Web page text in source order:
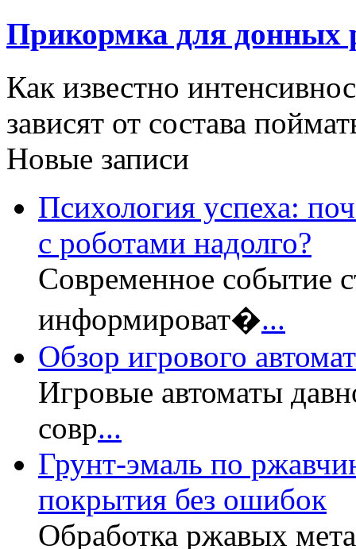
Прикормка для донных
Как известно
зависят от состава
Новые записи
Психология успеха:
с роботами надолго?
Современное событие
информироват�...
Обзор игрового
Игровые автоматы
совр...
Грунт-эмаль по
покрытия без ошибок
Обработка ржавых